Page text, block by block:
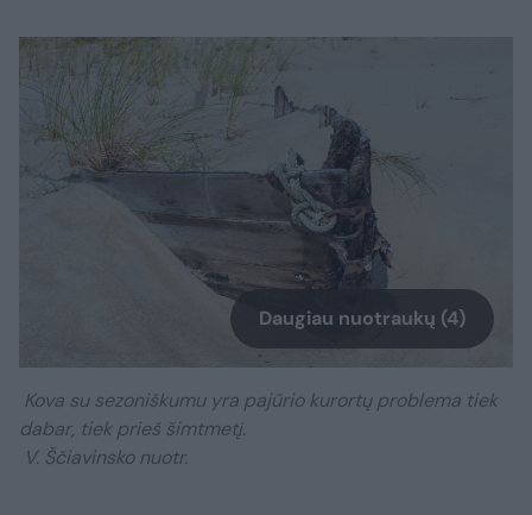
Daugiau nuotraukų (4)
Kova su sezoniškumu yra pajūrio kurortų problema tiek
dabar, tiek prieš šimtmetį.
V. Ščiavinsko nuotr.